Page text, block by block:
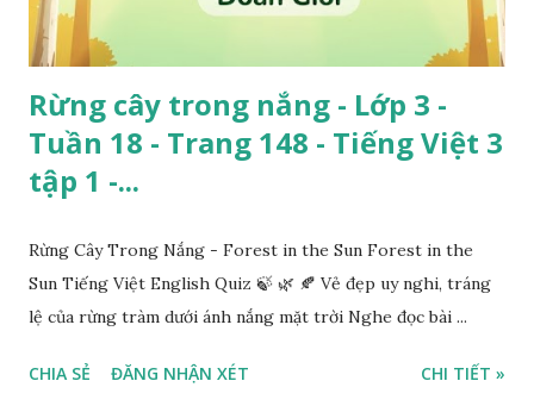
Rừng cây trong nắng - Lớp 3 -
Tuần 18 - Trang 148 - Tiếng Việt 3
tập 1 -...
Rừng Cây Trong Nắng - Forest in the Sun Forest in the
Sun Tiếng Việt English Quiz 🍃 🌿 🍂 Vẻ đẹp uy nghi, tráng
lệ của rừng tràm dưới ánh nắng mặt trời Nghe đọc bài ...
CHIA SẺ ĐĂNG NHẬN XÉT CHI TIẾT »